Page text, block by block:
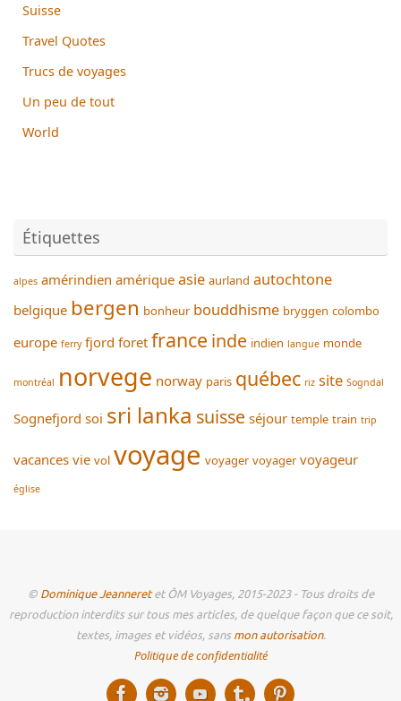
Suisse
Travel Quotes
Trucs de voyages
Un peu de tout
World
Étiquettes
alpes amérindien amérique asie aurland autochtone
belgique bergen bonheur bouddhisme bryggen colombo
europe ferry fjord foret france inde indien langue monde
montréal norvege norway paris québec riz site Sogndal
Sognefjord soi sri lanka suisse séjour temple train trip
vacances vie vol voyage voyager voyager voyageur
église
© Dominique Jeanneretet ÔM Voyages, 2015-2023 - Tous droits de
reproduction interdits sur tous mes articles, de quelque façon que ce soit,
textes, images et vidéos, sans mon autorisation.
Politique de confidentialité